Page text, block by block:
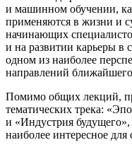
и машинном обучении,
применяются в жизни и
начинающих
и на развитии карьеры в
одном из наиболее
направлений
Помимо общих лекций,
тематических трека:
и «Индустрия
наиболее интересное для